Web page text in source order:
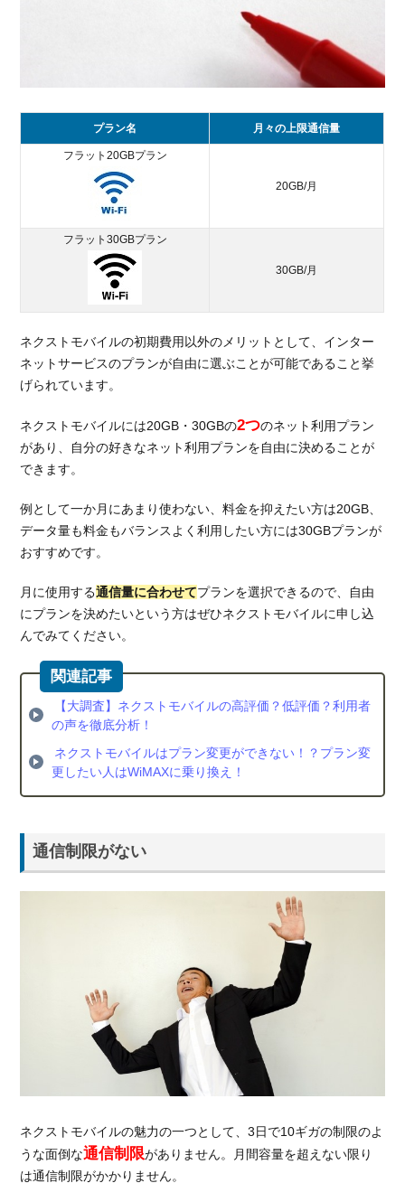
プラン名 月々の上限通信量
フラット20GBプラン
20GB/月
フラット30GBプラン
30GB/月
ネクストモバイルの初期費用以外のメリットとして、インター
ネットサービスのプランが自由に選ぶことが可能であること挙
げられています。
ネクストモバイルには20GB・30GBの2つのネット利用プラン
があり、自分の好きなネット利用プランを自由に決めることが
できます。
例として一か月にあまり使わない、料金を抑えたい方は20GB、
データ量も料金もバランスよく利用したい方には30GBプランが
おすすめです。
月に使用する通信量に合わせてプランを選択できるので、自由
にプランを決めたいという方はぜひネクストモバイルに申し込
んでみてください。
【大調査】ネクストモバイルの高評価？低評価？利用者
の声を徹底分析！
ネクストモバイルはプラン変更ができない！？プラン変
更したい人はWiMAXに乗り換え！
通信制限がない
ネクストモバイルの魅力の一つとして、3日で10ギガの制限のよ
うな面倒な通信制限がありません。月間容量を超えない限り
は通信制限がかかりません。